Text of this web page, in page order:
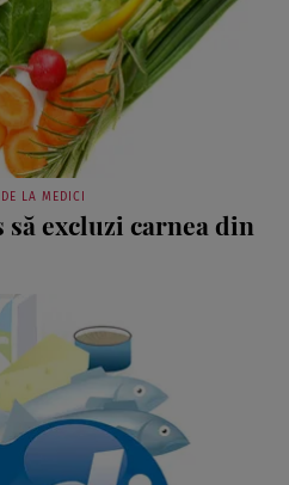
excluzi carnea din